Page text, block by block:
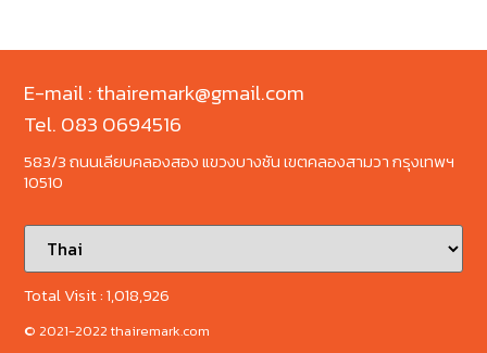
E-mail : thairemark@gmail.com
Tel. 083 0694516
583/3 ถนนเลียบคลองสอง แขวงบางชัน เขตคลองสามวา กรุงเทพฯ
10510
Total Visit :1,018,926
© 2021-2022 thairemark.com